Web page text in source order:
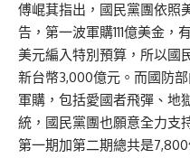
傅崐萁指出，國民黨團依照
告，第一波軍購111億美金
美元編入特別預算，所以國
新台幣3,000億元。而國防
軍購，包括愛國者飛彈、地
統，國民黨團也願意全力支
第一期加第二期總共是7,800